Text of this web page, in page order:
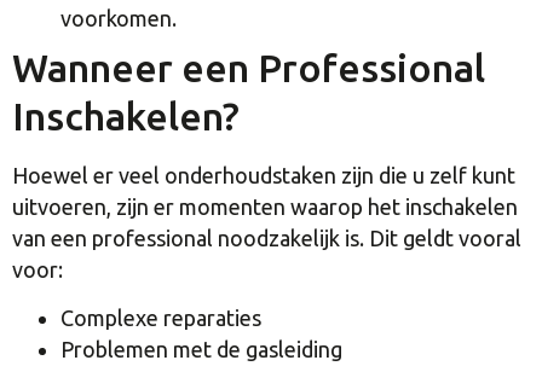
voorkomen.
Wanneer een Professional
Inschakelen?
Hoewel er veel onderhoudstaken zijn die u zelf kunt
uitvoeren, zijn er momenten waarop het inschakelen
van een professional noodzakelijk is. Dit geldt vooral
voor:
Complexe reparaties
Problemen met de gasleiding